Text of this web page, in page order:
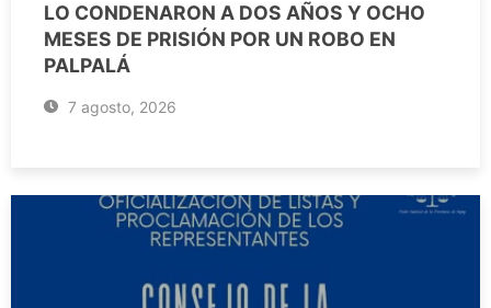
LO CONDENARON A DOS AÑOS Y OCHO
MESES DE PRISIÓN POR UN ROBO EN
PALPALÁ
7 agosto, 2026